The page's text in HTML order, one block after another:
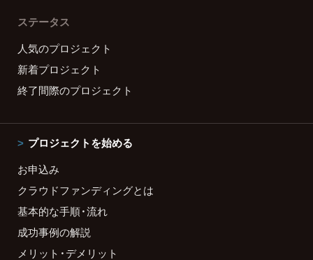
ステータス
人気のプロジェクト
新着プロジェクト
終了間際のプロジェクト
プロジェクトを始める
お申込み
クラウドファンディングとは
基本的な手順・流れ
成功事例の解説
メリット・デメリット